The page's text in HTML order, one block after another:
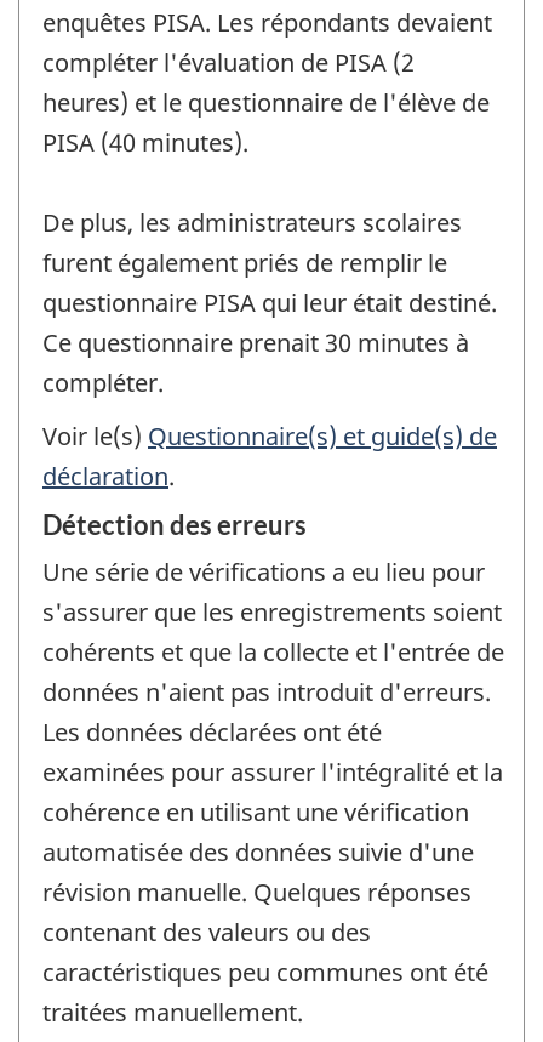
enquêtes PISA. Les répondants devaient
compléter l'évaluation de PISA (2
heures) et le questionnaire de l'élève de
PISA (40 minutes).
De plus, les administrateurs scolaires
furent également priés de remplir le
questionnaire PISA qui leur était destiné.
Ce questionnaire prenait 30 minutes à
compléter.
Voir le(s) Questionnaire(s) et guide(s) de
déclaration.
Détection des erreurs
Une série de vérifications a eu lieu pour
s'assurer que les enregistrements soient
cohérents et que la collecte et l'entrée de
données n'aient pas introduit d'erreurs.
Les données déclarées ont été
examinées pour assurer l'intégralité et la
cohérence en utilisant une vérification
automatisée des données suivie d'une
révision manuelle. Quelques réponses
contenant des valeurs ou des
caractéristiques peu communes ont été
traitées manuellement.